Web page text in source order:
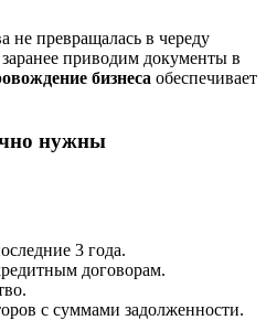
не превращалась в череду
приводим документы в
бизнеса обеспечивает
нужны
3 года.
договорам.
с суммами задолженности.